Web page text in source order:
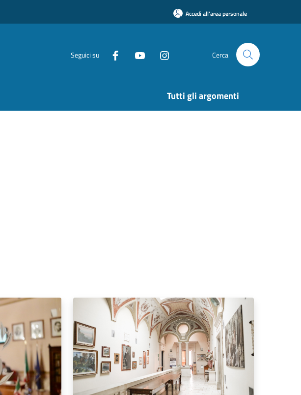
Accedi all'area personale
Seguici su Cerca
Tutti gli argomenti